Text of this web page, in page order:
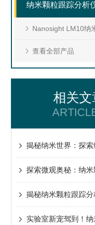
纳米颗粒跟踪分析
查看全部产品
相关文